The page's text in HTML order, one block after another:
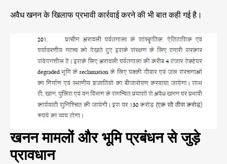
अवैध खनन के खिलाफ प्रभावी कार्रवाई करने की भी बात कही गई है।
खनन मामलों और भूमि प्रबंधन से जुड़े
प्रावधान